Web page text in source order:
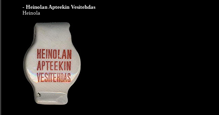
- Heinolan Apteekin Vesitehdas
Heinola